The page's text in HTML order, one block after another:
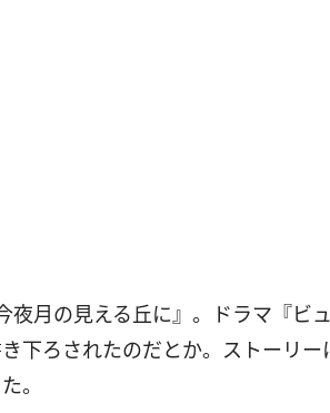
夜月の見える丘に』。ドラマ『ビ
下ろされたのだとか。ストーリ
。